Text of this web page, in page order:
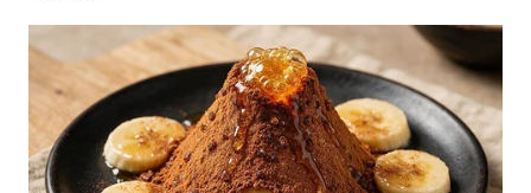
WAHANA
ADVOKAT
WAHANA
INFRASTRUKTUR